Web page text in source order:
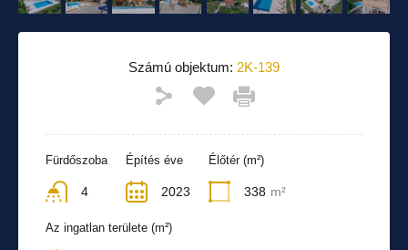
Számú objektum: 2K-139
Fürdőszoba
4
Építés éve
2023
Élőtér (m²)
338 m²
Az ingatlan területe (m²)